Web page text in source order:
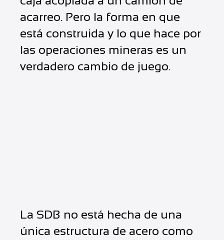
acarreo. Pero la forma en que
está construida y lo que hace por
las operaciones mineras es un
verdadero cambio de juego.
La SDB no está hecha de una
única estructura de acero como